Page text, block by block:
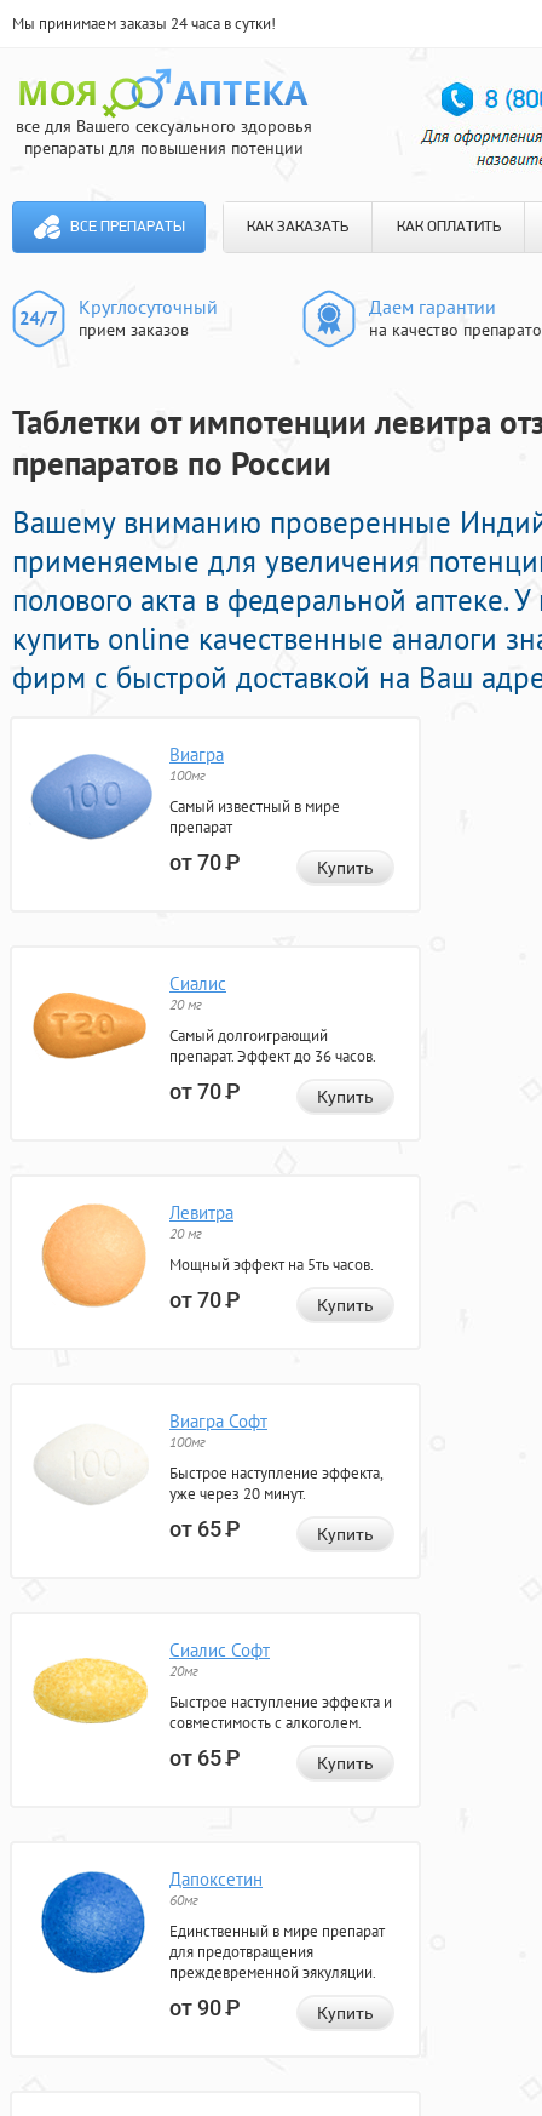
Мы принимаем заказы 24 часа в сутки!
все для Вашего сексуального здоровья
препараты для повышения потенции
ВСЕ ПРЕПАРАТЫ КАК ЗАКАЗАТЬ КАК ОПЛАТИТЬ
Круглосуточный
прием заказов
Даем гарантии
на качество
Таблетки от импотенции левитра
препаратов по России
Вашему вниманию проверенные
применяемые для увеличения
полового акта в федеральной аптеке.
купить online качественные аналоги
фирм с быстрой доставкой на Ваш
Виагра
100мг
Самый известный в мире
препарат
от 70Р Купить
Сиалис
20 мг
Самый долгоиграющий
препарат. Эффект до 36 часов.
от 70Р Купить
Левитра
20 мг
Мощный эффект на 5ть часов.
от 70Р Купить
Виагра Софт
100мг
Быстрое наступление эффекта,
уже через 20 минут.
от 65Р Купить
Сиалис Софт
20мг
Быстрое наступление эффекта и
совместимость с алкоголем.
от 65Р Купить
Дапоксетин
60мг
Единственный в мире препарат
для предотвращения
преждевременной эякуляции.
от 90Р Купить